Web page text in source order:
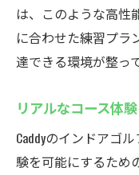
は、このような高性
に合わせた練習プラ
達できる環境が整っ
リアルなコース体
Caddyのインドアゴ
験を可能にするため